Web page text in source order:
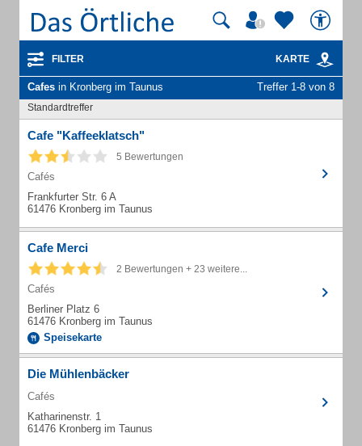
FILTER KARTE
Cafes in Kronberg im Taunus Treffer 1-8 von 8
Standardtreffer
Cafe "Kaffeeklatsch"
5 Bewertungen
Cafés
Frankfurter Str. 6 A
61476 Kronberg im Taunus
Cafe Merci
2 Bewertungen + 23 weitere...
Cafés
Berliner Platz 6
61476 Kronberg im Taunus
Speisekarte
Die Mühlenbäcker
Cafés
Katharinenstr. 1
61476 Kronberg im Taunus